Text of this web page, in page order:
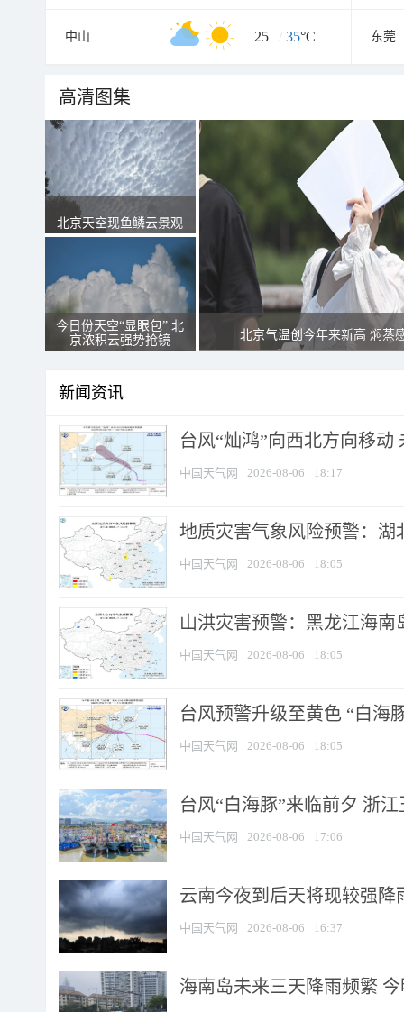
中山 25 / 35°C 东莞
高清图集
北京天空现鱼鳞云景观
今日份天空“显眼包” 北
京浓积云强势抢镜
北京气温创今年来新高 焖蒸
新闻资讯
台风“灿鸿”向西北方向移动
中国天气网 2026-08-06 18:17
地质灾害气象风险预警：湖
中国天气网 2026-08-06 18:05
山洪灾害预警：黑龙江海
中国天气网 2026-08-06 18:05
台风预警升级至黄色 “白海
中国天气网 2026-08-06 18:05
台风“白海豚”来临前夕 浙
中国天气网 2026-08-06 17:06
云南今夜到后天将现较强降
中国天气网 2026-08-06 16:37
海南岛未来三天降雨频繁